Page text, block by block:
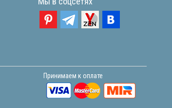
Принимаем к оплате